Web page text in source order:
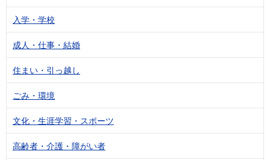
入学・学校
成人・仕事・結婚
住まい・引っ越し
ごみ・環境
文化・生涯学習・スポーツ
高齢者・介護・障がい者